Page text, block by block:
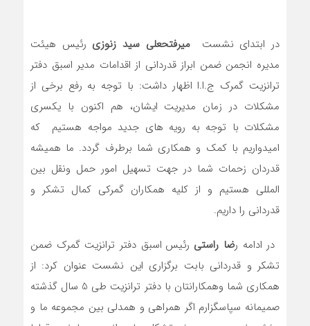
در ابتدای نشستمیرفتحعلی سید زنوزی رئیس هیئت
مدیره انجمن ضمن ابراز قدردانی از اقدامات مدیر اسبق دفتر
ترانزیت گمرک ج.ا.ا اظهار داشت: با توجه به رفع برخی از
مشکلات در زمان مدیریت ایشان، هم اکنون با یکسری
مشکلات با توجه به رویه های جدید مواجه هستیم که
امیدواریم با کمک و همکاری شما برطرف گردد. ما همیشه
قدردان زحمات شما در جهت تسهیل امور حمل ونقل بین
المللی هستیم و از کلیه همکاران گمرکی کمال تشکر و
قدردانی را داریم.
در ادامه رضا راستی رئیس اسبق دفتر ترانزیت گمرک ضمن
تشکر و قدردانی بابت برگزاری این نشست عنوان کرد: از
همکاری شما وهمکارانتان با دفتر ترانزیت طی 5 سال گذشته
صمیمانه سپاسگزارم اگر همراهی و همدلی بین مجموعه ما و